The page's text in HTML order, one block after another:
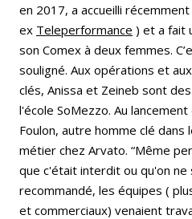
en 2017, a accueilli
ex Teleperformance ) et a fait
son Comex à deux femmes.
souligné. Aux opérations et
clés, Anissa et Zeineb sont
l'école SoMezzo. Au
Foulon, autre homme clé
métier chez Arvato. “Même
que c'était interdit ou qu'on
recommandé, les équipes (
et commerciaux) venaient